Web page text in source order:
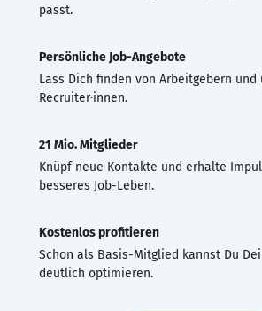
passt.
Persönliche Job-Angebote
Lass Dich finden von Arbeitgebern und
Recruiter·innen.
21 Mio. Mitglieder
Knüpf neue Kontakte und erhalte
besseres Job-Leben.
Kostenlos profitieren
Schon als Basis-Mitglied kannst Du
deutlich optimieren.